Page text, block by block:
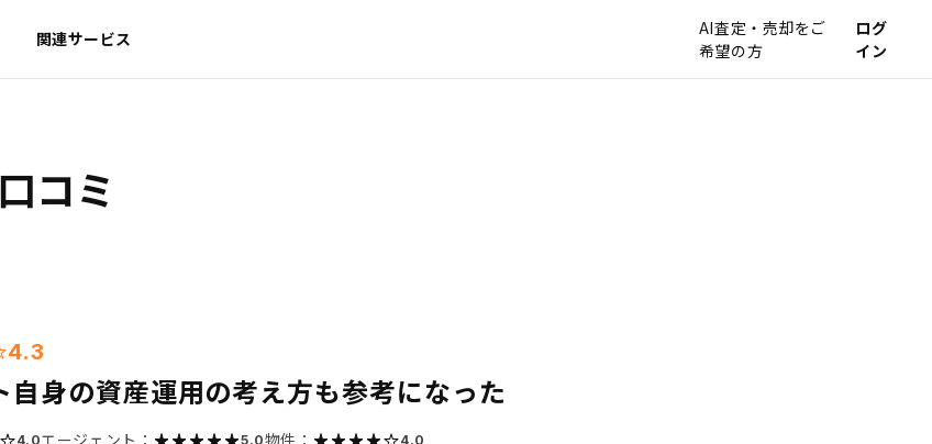
関連サービス
AI査定・売却をご
希望の方
ログ
イン
コミ
4.3
自身の資産運用の考え方も参考になった
4.0エージェント： 5.0物件： 4.0